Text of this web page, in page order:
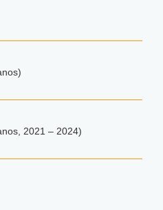
2021 – 2024)